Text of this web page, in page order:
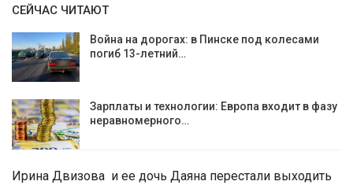
СЕЙЧАС ЧИТАЮТ
Война на дорогах: в Пинске под колесами
погиб 13-летний…
Зарплаты и технологии: Европа входит в фазу
неравномерного…
Ирина Двизова и ее дочь Даяна перестали выходить